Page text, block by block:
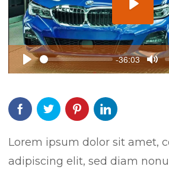
P
a
y
-36:03
M
l
a
y
Lorem ipsum dolor sit amet,
adipiscing elit, sed diam